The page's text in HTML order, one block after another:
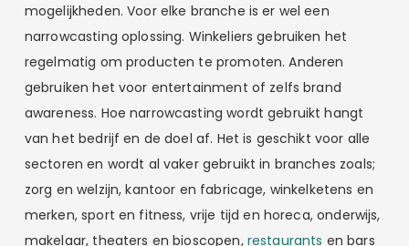
mogelijkheden. Voor elke branche is er wel een
narrowcasting oplossing. Winkeliers gebruiken het
regelmatig om producten te promoten. Anderen
gebruiken het voor entertainment of zelfs brand
awareness. Hoe narrowcasting wordt gebruikt hangt
van het bedrijf en de doel af. Het is geschikt voor alle
sectoren en wordt al vaker gebruikt in branches zoals;
zorg en welzijn, kantoor en fabricage, winkelketens en
merken, sport en fitness, vrije tijd en horeca, onderwijs,
makelaar, theaters en bioscopen, restaurants en bars